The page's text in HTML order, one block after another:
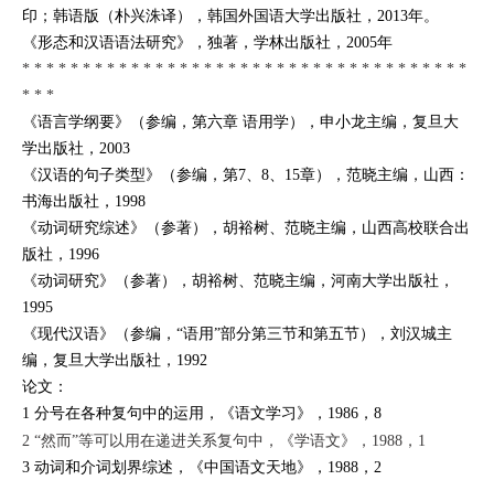
印；韩语版（朴兴洙译），韩国外国语大学出版社，2013年。
《形态和汉语语法研究》，独著，学林出版社，2005年
* * * * * * * * * * * * * * * * * * * * * * * * * * * * * * * * * * * * *
* * *
《语言学纲要》（参编，第六章 语用学），申小龙主编，复旦大
学出版社，2003
《汉语的句子类型》（参编，第7、8、15章），范晓主编，山西：
书海出版社，1998
《动词研究综述》（参著），胡裕树、范晓主编，山西高校联合出
版社，1996
《动词研究》（参著），胡裕树、范晓主编，河南大学出版社，
1995
《现代汉语》（参编，“语用”部分第三节和第五节），刘汉城主
编，复旦大学出版社，1992
论文：
1 分号在各种复句中的运用 ， 《语文学习》
，1986，8
2 “然而”等可以用在递进关系复句中 ， 《学语文》
，1988，1
3 动词和介词划界综述 ， 《中国语文天地》
，1988，2